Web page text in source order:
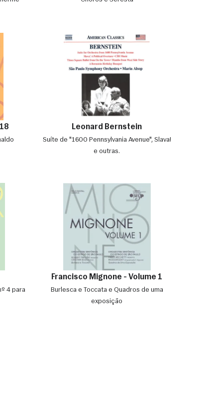
Leonard Bernstein
Suíte de "1600 Pennsylvania Avenue", Slava!
e outras.
4 para
Francisco Mignone - Volume 1
Burlesca e Toccata e Quadros de uma
exposição